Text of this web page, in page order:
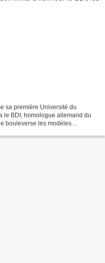
sa première Université du
le BDI, homologue allemand du
bouleverse les modèles